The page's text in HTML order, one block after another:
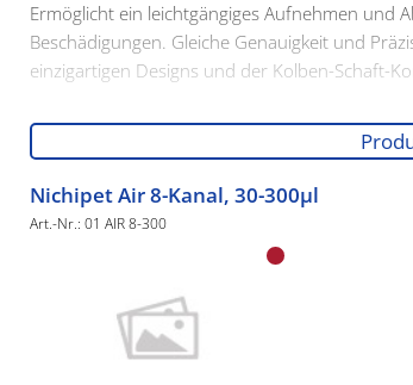
Ermöglicht ein leichtgängiges Aufnehmen und
Beschädigungen. Gleiche Genauigkeit und
einzigartigen Designs und der Kolben-Schaft-
Nichipet Air 8-Kanal, 30-300µl
Art.-Nr.: 01 AIR 8-300